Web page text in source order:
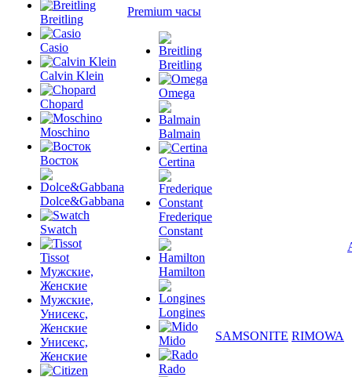
Breitling
Casio
Calvin Klein
Chopard
Moschino
Восток
Dolce&Gabbana
Swatch
Tissot
Мужские,
Женские
Мужские,
Унисекс,
Женские
Унисекс,
Женские
Premium часы
Breitling
Omega
Balmain
Certina
Frederique
Constant
Hamilton
Longines
Mido
Rado
SAMSONITE RIMOWA